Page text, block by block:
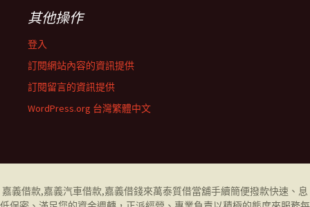
其他操作
登入
訂閱網站內容的資訊提供
訂閱留言的資訊提供
WordPress.org 台灣繁體中文
嘉義借款,嘉義汽車借款,嘉義借錢來萬泰質借當舖手續簡便撥款快速、息